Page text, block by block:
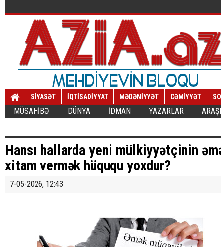
SİYASƏT İQTİSADİYYAT MƏDƏNİYYƏT CƏMİYYƏT
MÜSAHİBƏ DÜNYA İDMAN YAZARLAR
Hansı hallarda yeni mülkiyyətçinin
xitam vermək hüququ yoxdur?
7-05-2026, 12:43